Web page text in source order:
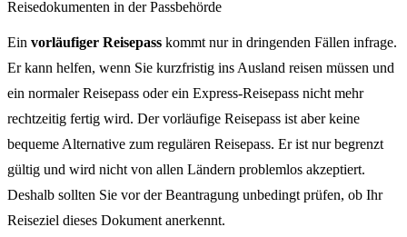
Ein vorläufiger Reisepass kommt nur in dringenden Fällen infrage.
Er kann helfen, wenn Sie kurzfristig ins Ausland reisen müssen und
ein normaler Reisepass oder ein Express-Reisepass nicht mehr
rechtzeitig fertig wird. Der vorläufige Reisepass ist aber keine
bequeme Alternative zum regulären Reisepass. Er ist nur begrenzt
gültig und wird nicht von allen Ländern problemlos akzeptiert.
Deshalb sollten Sie vor der Beantragung unbedingt prüfen, ob Ihr
Reiseziel dieses Dokument anerkennt.